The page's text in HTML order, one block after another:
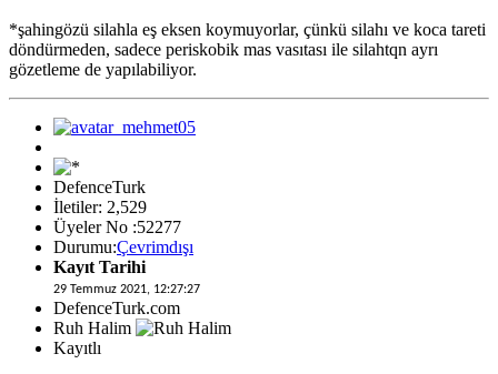
*şahingözü silahla eş eksen koymuyorlar, çünkü silahı ve koca tareti
döndürmeden, sadece periskobik mas vasıtası ile silahtqn ayrı
gözetleme de yapılabiliyor.
DefenceTurk
İletiler: 2,529
Üyeler No :52277
Durumu:Çevrimdışı
Kayıt Tarihi
29 Temmuz 2021, 12:27:27
DefenceTurk.com
Ruh Halim
Kayıtlı